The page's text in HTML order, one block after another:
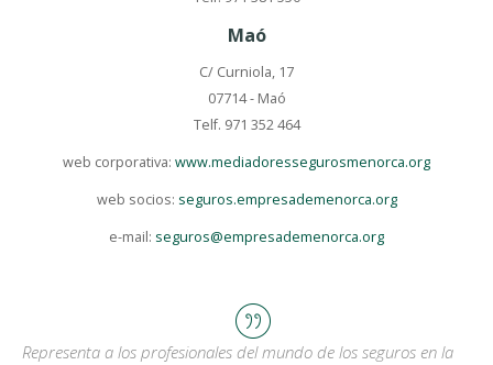
Maó
C/ Curniola, 17
07714 - Maó
Telf. 971 352 464
web corporativa: www.mediadoressegurosmenorca.org
web socios: seguros.empresademenorca.org
e-mail: seguros@empresademenorca.org
Representa a los profesionales del mundo de los seguros en la